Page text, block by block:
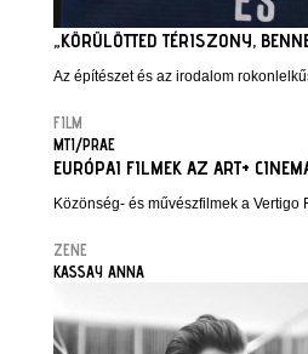
„KÖRÜLÖTTED TÉRISZONY,
Az építészet és az irodalom
FILM
MTI/PRAE
EURÓPAI FILMEK AZ ART+
Közönség- és művészfilmek a Vertigo
ZENE
KASSAY ANNA